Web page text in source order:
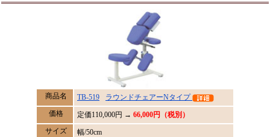
商品名 TB-519
ラウンドチェアーNタイプ
価格
定価110,000円 → 66,000円（税別）
サイズ
幅/50cm